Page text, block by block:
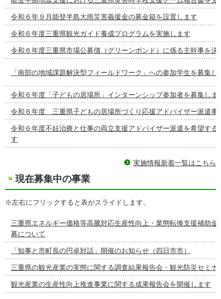
令和６年９月能登半島大雨災害義援金の募金箱を設置します
令和６年度三重県観光ガイド養成プログラムを実施します
令和６年度三重県市場公募債（グリーンボンド）に係る主幹事を決
「南部の地域課題解決型フィールドワーク」への参加学生を募集し
令和６年度「子どもの居場所」インターンシップ参加者を募集しま
令和６年度 三重県子どもの居場所づくり応援アドバイザー派遣事
令和６年度不妊治療と仕事の両立支援アドバイザー派遣を希望する
す
実施情報新着一覧はこちら
現在募集中の事業
※左右にフリックすると表がスライドします。
三重県エネルギー価格等高騰対応生産性向上・業態転換支援補助金
募について
「知事と市町長の円卓対話」開催のお知らせ（四日市市）
三重県の観光産業の実態に関する調査結果報告会・観光防災セミナ
観光産業の生産性向上推進事業に関する成果報告会を開催します